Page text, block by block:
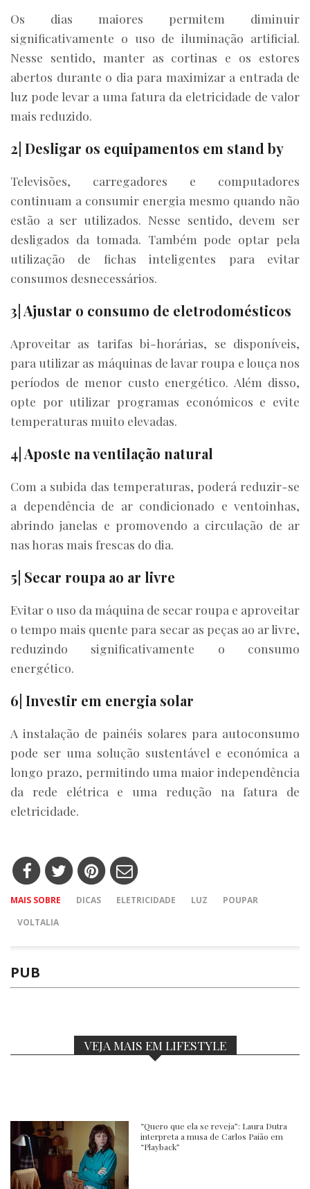
Os dias maiores permitem diminuir
significativamente o uso de iluminação artificial.
Nesse sentido, manter as cortinas e os estores
abertos durante o dia para maximizar a entrada de
luz pode levar a uma fatura da eletricidade de valor
mais reduzido.
2| Desligar os equipamentos em stand by
Televisões, carregadores e computadores
continuam a consumir energia mesmo quando não
estão a ser utilizados. Nesse sentido, devem ser
desligados da tomada. Também pode optar pela
utilização de fichas inteligentes para evitar
consumos desnecessários.
3| Ajustar o consumo de eletrodomésticos
Aproveitar as tarifas bi-horárias, se disponíveis,
para utilizar as máquinas de lavar roupa e louça nos
períodos de menor custo energético. Além disso,
opte por utilizar programas económicos e evite
temperaturas muito elevadas.
4| Aposte na ventilação natural
Com a subida das temperaturas, poderá reduzir-se
a dependência de ar condicionado e ventoinhas,
abrindo janelas e promovendo a circulação de ar
nas horas mais frescas do dia.
5| Secar roupa ao ar livre
Evitar o uso da máquina de secar roupa e aproveitar
o tempo mais quente para secar as peças ao ar livre,
reduzindo significativamente o consumo
energético.
6| Investir em energia solar
A instalação de painéis solares para autoconsumo
pode ser uma solução sustentável e económica a
longo prazo, permitindo uma maior independência
da rede elétrica e uma redução na fatura de
eletricidade.
MAIS SOBRE DICAS ELETRICIDADE LUZ
POUPAR
VOLTALIA
PUB
VEJA MAIS EM LIFESTYLE
“Quero que ela se reveja”: Laura Dutra
interpreta a musa de Carlos Paião em
“Playback”